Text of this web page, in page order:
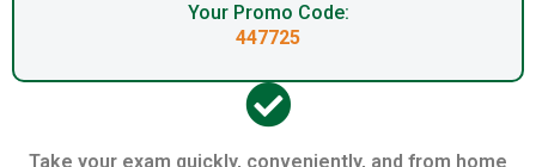
Your Promo Code:
447725
Take your exam quickly, conveniently, and from home